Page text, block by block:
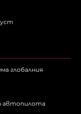
глобалния
автопилота